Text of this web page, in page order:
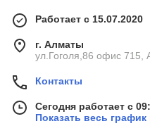
Работает с 15.07.2020
г. Алматы
ул.Гоголя,86 офис 715,
Контакты
Сегодня работает с
Показать весь